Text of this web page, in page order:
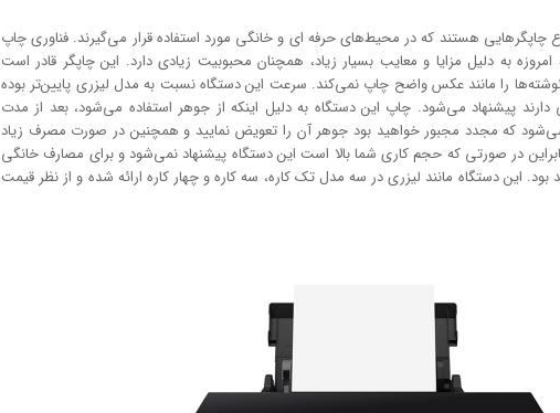
چاپگر‌هایی هستند که در محیط‌های حرفه ای و خانگی مورد استفاده قرار می‌گیرند. فناوری چاپ
دهه 1950 توسعه یافت، امروزه به دلیل مزایا و معایب بسیار زیاد، همچنان محبوبیت زیادی دارد. این چاپگر قادر است
و نوشته‌ها را مانند عکس واضح چاپ نمی‌کند. سرعت این دستگاه نسبت به مدل لیزری پایین‌تر بوده
پیشنهاد می‌شود. چاپ این دستگاه به دلیل اینکه از جوهر استفاده می‌شود، بعد از مدت
که مجدد مجبور خواهید بود جوهر آن را تعویض نمایید و همچنین در صورت مصرف زیاد
در صورتی که حجم کاری شما بالا است این دستگاه پیشنهاد نمی‌شود و برای مصارف خانگی
این دستگاه مانند لیزری در سه مدل تک کاره، سه کاره و چهار کاره ارائه شده و از نظر قیمت